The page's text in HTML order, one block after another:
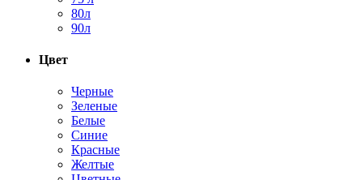
80л
90л
Цвет
Черные
Зеленые
Белые
Синие
Красные
Желтые